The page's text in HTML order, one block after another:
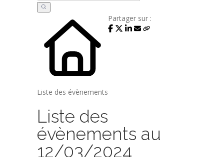
Liste des évènements
Partager sur :
Liste des
évènements au
12/03/2024